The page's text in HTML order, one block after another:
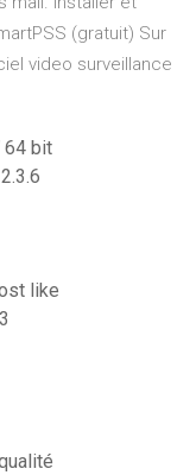
(gratuit) Sur
video surveillance
64 bit
like